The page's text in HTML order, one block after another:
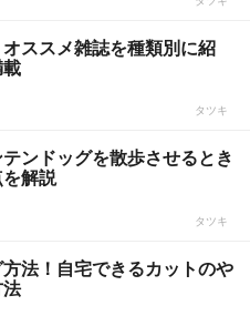
オススメ雑誌を種類別に紹
載
タツキ
ンドッグを散歩させるとき
解説
タツキ
法！自宅できるカットのや
法